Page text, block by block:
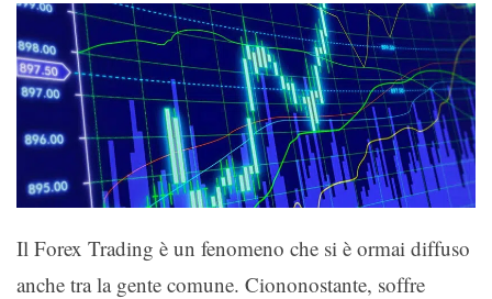
Il Forex Trading è un fenomeno che si è ormai diffuso
anche tra la gente comune. Ciononostante, soffre